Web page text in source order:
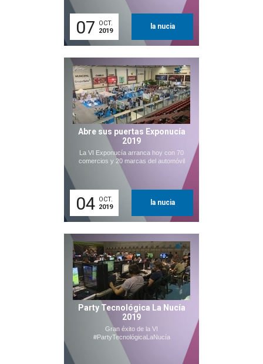
07
OCT.
2019
la nucia
Abre sus puertas Exponucía
2019
La VI Exponucía arranca hoy con 70
comercios y 20 marcas del automóvil
04 OCT.
2019
la nucia
Party Tecnológica La Nucía
2019
Gran éxito de la VI
#PartyTecnológicaLaNucía